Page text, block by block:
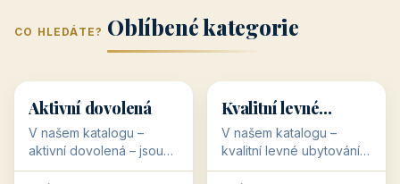
CO HLEDÁTE? Oblíbené kategorie
🥾 36 objektů
Aktivní dovolená
V našem katalogu –
aktivní dovolená – jsou
pro Vás připraveny
💰
💰
34 objektů
Kvalitní levné
ubytování
V našem katalogu –
kvalitní levné ubytování –
jsou pro Vás připraveny